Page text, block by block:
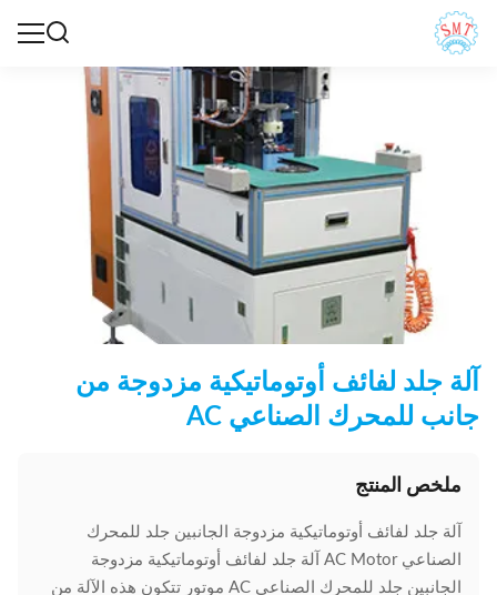
آلة جلد لفائف أوتوماتيكية مزدوجة من
جانب للمحرك الصناعي AC
ملخص المنتج
آلة جلد لفائف أوتوماتيكية مزدوجة الجانبين جلد للمحرك
الصناعي AC Motor آلة جلد لفائف أوتوماتيكية مزدوجة
الجانبين جلد للمحرك الصناعي AC موتور تتكون هذه الآلة من